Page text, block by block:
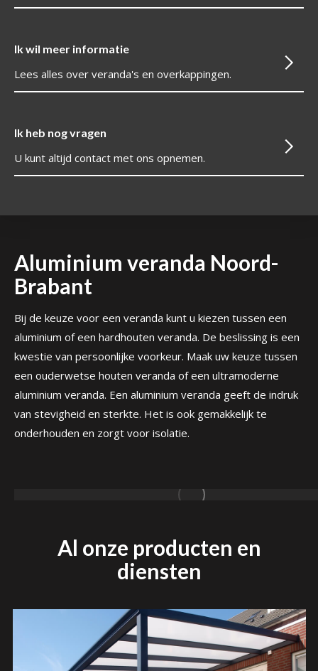
Ik wil meer informatie
Lees alles over veranda's en overkappingen.
Ik heb nog vragen
U kunt altijd contact met ons opnemen.
Aluminium veranda Noord-
Brabant
Bij de keuze voor een veranda kunt u kiezen tussen een
aluminium of een hardhouten veranda. De beslissing is een
kwestie van persoonlijke voorkeur. Maak uw keuze tussen
een ouderwetse houten veranda of een ultramoderne
aluminium veranda. Een aluminium veranda geeft de indruk
van stevigheid en sterkte. Het is ook gemakkelijk te
onderhouden en zorgt voor isolatie.
Al onze producten en
diensten